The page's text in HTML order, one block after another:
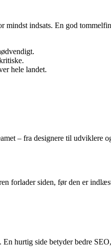
indsats. En god
hele landet.
– fra designere til udviklere
forlader siden, før den er
hurtig side betyder bedre